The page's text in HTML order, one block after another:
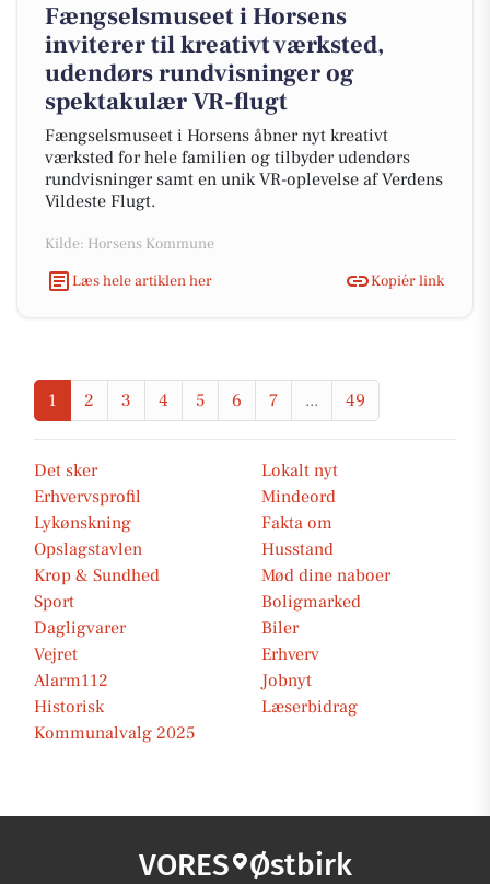
Fængselsmuseet i Horsens
inviterer til kreativt værksted,
udendørs rundvisninger og
spektakulær VR-flugt
Fængselsmuseet i Horsens åbner nyt kreativt
værksted for hele familien og tilbyder udendørs
rundvisninger samt en unik VR-oplevelse af Verdens
Vildeste Flugt.
Kilde: Horsens Kommune
Læs hele artiklen her
Kopiér link
1 2 3 4 5 6 7 ... 49
Det sker
Lokalt nyt
Erhvervsprofil
Mindeord
Lykønskning
Fakta om
Opslagstavlen
Husstand
Krop & Sundhed
Mød dine naboer
Sport
Boligmarked
Dagligvarer
Biler
Vejret
Erhverv
Alarm112
Jobnyt
Historisk
Læserbidrag
Kommunalvalg 2025
VORES Østbirk